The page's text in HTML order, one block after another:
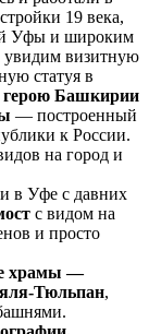
19 века,
Уфы и широким
увидим визитную
статуя в
герою Башкирии
— построенный
к России.
на город и
в Уфе с давних
с видом на
и просто
храмы —
Тюльпан,